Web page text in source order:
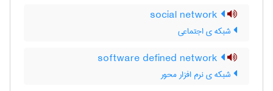
شبکه ی اجتماعی
شبکه ی نرم افزار محور